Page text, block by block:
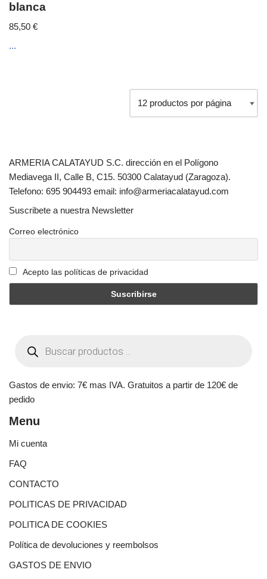
blanca
85,50 €
...
ARMERIA CALATAYUD S.C. dirección en el Polígono
Mediavega II, Calle B, C15. 50300 Calatayud (Zaragoza).
Telefono: 695 904493 email: info@armeriacalatayud.com
Suscribete a nuestra Newsletter
Correo electrónico
Acepto las políticas de privacidad
Gastos de envio: 7€ mas IVA. Gratuitos a partir de 120€ de
pedido
Menu
Mi cuenta
FAQ
CONTACTO
POLITICAS DE PRIVACIDAD
POLITICA DE COOKIES
Política de devoluciones y reembolsos
GASTOS DE ENVIO